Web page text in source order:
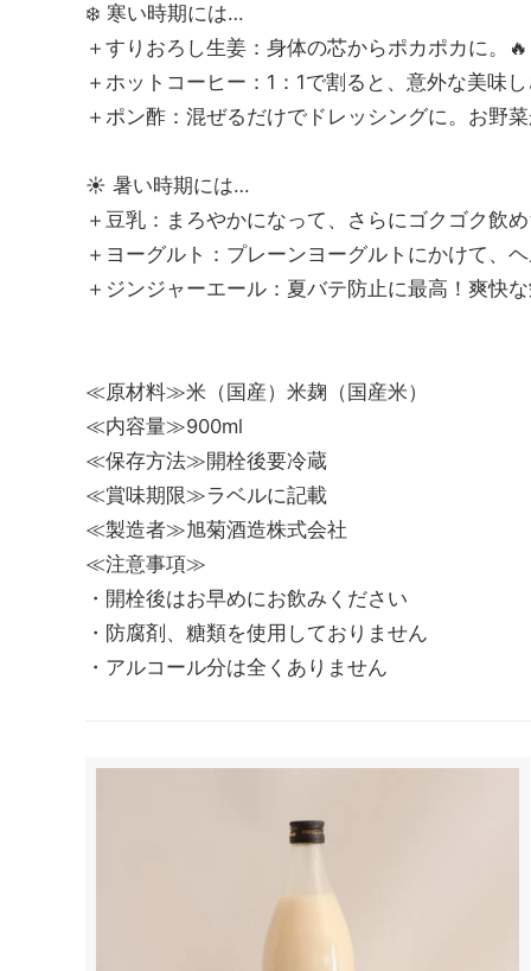
❄️ 寒い時期には…
＋すりおろし生姜：身体の芯からポカポカに。🔥
＋ホットコーヒー：1：1で割ると、意外な美味し
＋ポン酢：混ぜるだけでドレッシングに。お野
☀️ 暑い時期には…
＋豆乳：まろやかになって、さらにゴクゴク飲
＋ヨーグルト：プレーンヨーグルトにかけて、
＋ジンジャーエール：夏バテ防止に最高！爽快
≪原材料≫米（国産）米麹（国産米）
≪内容量≫900ml
≪保存方法≫開栓後要冷蔵
≪賞味期限≫ラベルに記載
≪製造者≫旭菊酒造株式会社
≪注意事項≫
・開栓後はお早めにお飲みください
・防腐剤、糖類を使用しておりません
・アルコール分は全くありません